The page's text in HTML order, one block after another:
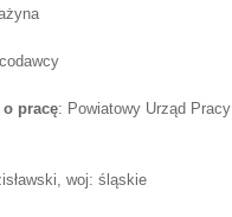
o pracę: Powiatowy Urząd
woj: śląskie